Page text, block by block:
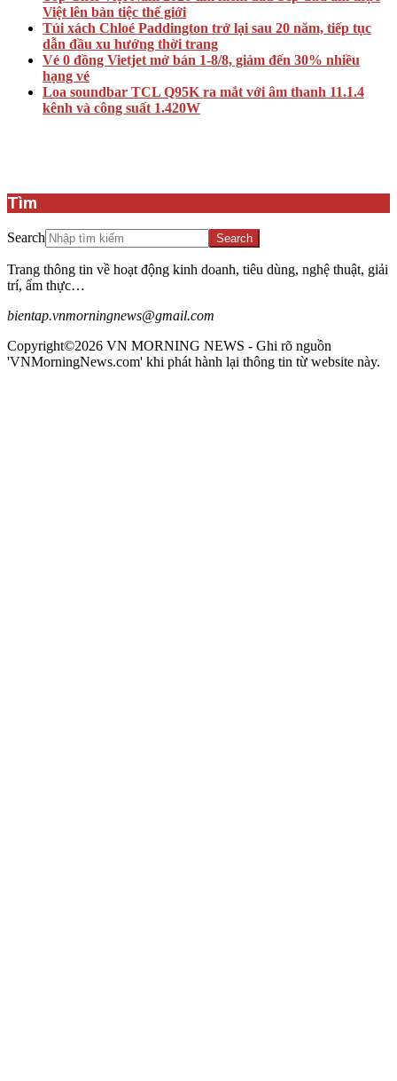
Việt lên bàn tiệc thế giới
Túi xách Chloé Paddington trở lại sau 20 năm, tiếp tục
dẫn đầu xu hướng thời trang
Vé 0 đồng Vietjet mở bán 1-8/8, giảm đến 30% nhiều
hạng vé
Loa soundbar TCL Q95K ra mắt với âm thanh 11.1.4
kênh và công suất 1.420W
Tìm
Search
Trang thông tin về hoạt động kinh doanh, tiêu dùng, nghệ thuật, giải
trí, ẩm thực…
bientap.vnmorningnews@gmail.com
Copyright©2026 VN MORNING NEWS - Ghi rõ nguồn
'VNMorningNews.com' khi phát hành lại thông tin từ website này.